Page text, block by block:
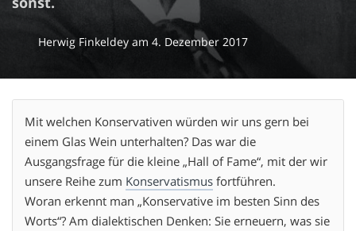
Herwig Finkeldey am 4. Dezember 2017
Mit welchen Konservativen würden wir uns gern bei
einem Glas Wein unterhalten? Das war die
Ausgangsfrage für die kleine „Hall of Fame“, mit der wir
unsere Reihe zum Konservatismus fortführen.
Woran erkennt man „Konservative im besten Sinn des
Worts“? Am dialektischen Denken: Sie erneuern, was sie